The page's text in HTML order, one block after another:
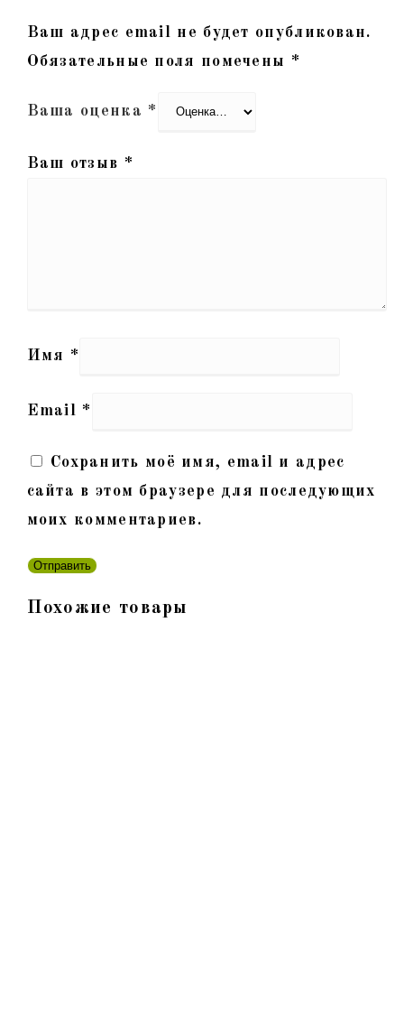
Ваш адрес email не будет опубликован.
Обязательные поля помечены *
Ваша оценка *
Ваш отзыв *
Имя *
Email *
Сохранить моё имя, email и адрес
сайта в этом браузере для последующих
моих комментариев.
Похожие товары